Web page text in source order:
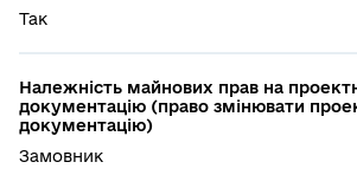
Так
Належність майнових прав на
документацію (право змінювати
документацію)
Замовник